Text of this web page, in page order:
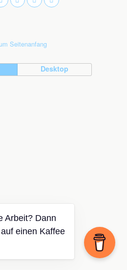
Seitenanfang
Desktop
Arbeit? Dann
einen Kaffee